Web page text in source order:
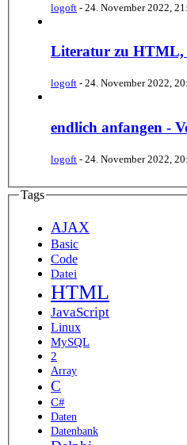
logoft - 24. November 2022,
Literatur zu HTML,
logoft - 24. November 2022,
endlich anfangen -
logoft - 24. November 2022,
Tags
AJAX
Basic
Code
Datei
HTML
JavaScript
Linux
MySQL
2
Array
C
C#
Daten
Datenbank